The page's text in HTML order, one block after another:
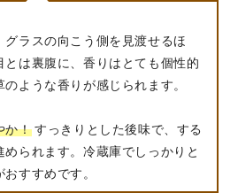
ラスの向こう側を見渡せるほ
とは裏腹に、香りはとても個性的
ような香りが感じられます。
か！すっきりとした後味で、する
られます。冷蔵庫でしっかりと
すすめです。